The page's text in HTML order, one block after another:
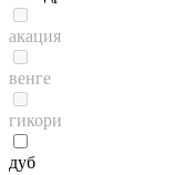
акация
венге
гикори
дуб